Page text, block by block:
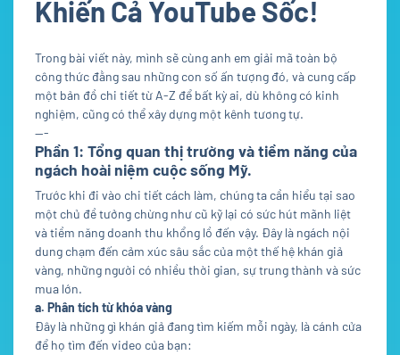
Khiến Cả YouTube Sốc!
Trong bài viết này, mình sẽ cùng anh em giải mã toàn bộ
công thức đằng sau những con số ấn tượng đó, và cung cấp
một bản đồ chi tiết từ A-Z để bất kỳ ai, dù không có kinh
nghiệm, cũng có thể xây dựng một kênh tương tự.
---
Phần 1: Tổng quan thị trường và tiềm năng của
ngách hoài niệm cuộc sống Mỹ.
Trước khi đi vào chi tiết cách làm, chúng ta cần hiểu tại sao
một chủ đề tưởng chừng như cũ kỹ lại có sức hút mãnh liệt
và tiềm năng doanh thu khổng lồ đến vậy. Đây là ngách nội
dung chạm đến cảm xúc sâu sắc của một thế hệ khán giả
vàng, những người có nhiều thời gian, sự trung thành và sức
mua lớn.
a. Phân tích từ khóa vàng
Đây là những gì khán giả đang tìm kiếm mỗi ngày, là cánh cửa
để họ tìm đến video của bạn: